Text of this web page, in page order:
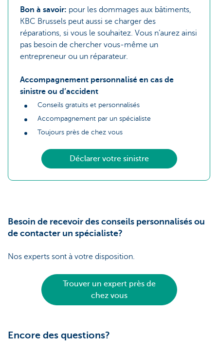
Bon à savoir: pour les dommages aux bâtiments,
KBC Brussels peut aussi se charger des
réparations, si vous le souhaitez. Vous n’aurez ainsi
pas besoin de chercher vous-même un
entrepreneur ou un réparateur.
Accompagnement personnalisé en cas de
sinistre ou d’accident
Conseils gratuits et personnalisés
Accompagnement par un spécialiste
Toujours près de chez vous
Déclarer votre sinistre
Besoin de recevoir des conseils personnalisés ou
de contacter un spécialiste?
Nos experts sont à votre disposition.
Trouver un expert près de
chez vous
Encore des questions?